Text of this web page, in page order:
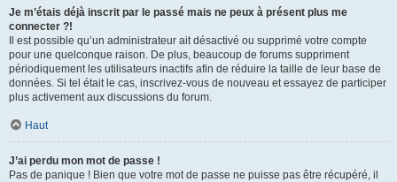
Je m’étais déjà inscrit par le passé mais ne peux à présent plus me
connecter ?!
Il est possible qu’un administrateur ait désactivé ou supprimé votre compte
pour une quelconque raison. De plus, beaucoup de forums suppriment
périodiquement les utilisateurs inactifs afin de réduire la taille de leur base de
données. Si tel était le cas, inscrivez-vous de nouveau et essayez de participer
plus activement aux discussions du forum.
Haut
J’ai perdu mon mot de passe !
Pas de panique ! Bien que votre mot de passe ne puisse pas être récupéré, il